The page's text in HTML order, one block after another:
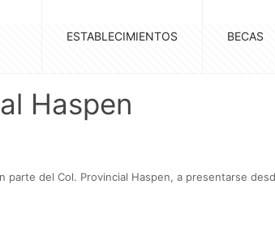
ESTABLECIMIENTOS BECAS
Haspen
del Col. Provincial Haspen, a presentarse